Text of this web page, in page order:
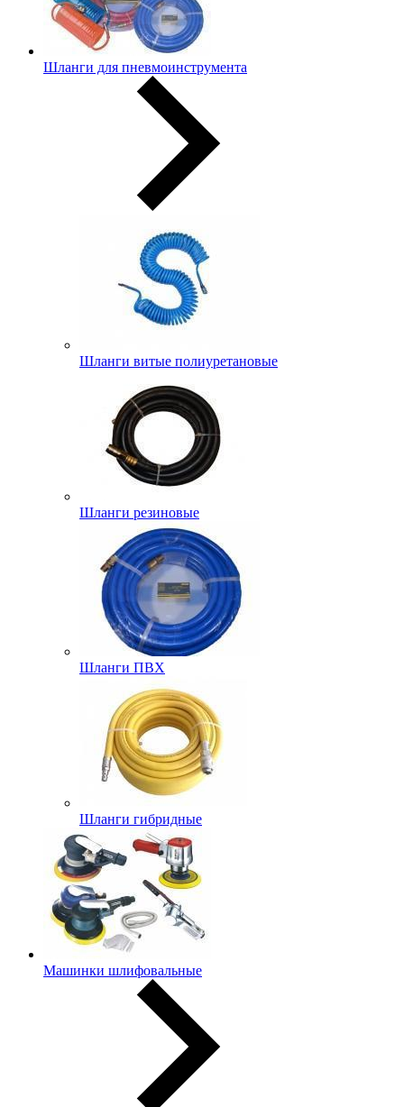
Шланги для пневмоинструмента
Шланги витые полиуретановые
Шланги резиновые
Шланги ПВХ
Шланги гибридные
Машинки шлифовальные